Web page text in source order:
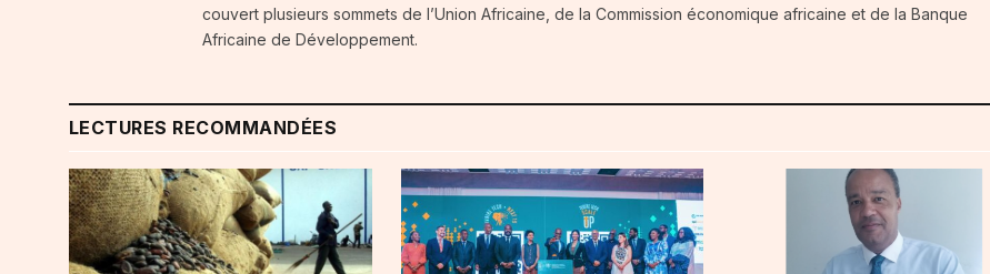
couvert plusieurs sommets de l’Union Africaine, de la Commission économique africaine et de la Banque
Africaine de Développement.
LECTURES RECOMMANDÉES